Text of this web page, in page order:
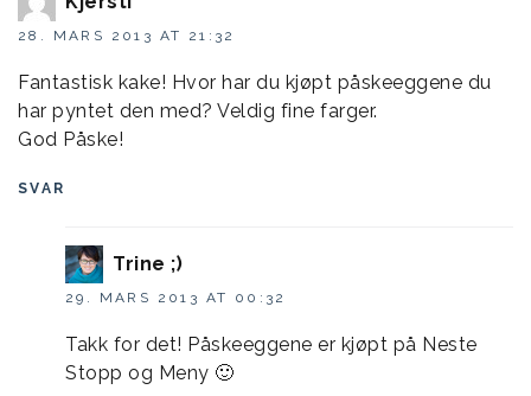
28. MARS 2013 AT 21:32
Fantastisk kake! Hvor har du kjøpt påskeeggene du
har pyntet den med? Veldig fine farger.
God Påske!
SVAR
Trine ;)
29. MARS 2013 AT 00:32
Takk for det! Påskeeggene er kjøpt på Neste
Stopp og Meny 🙂